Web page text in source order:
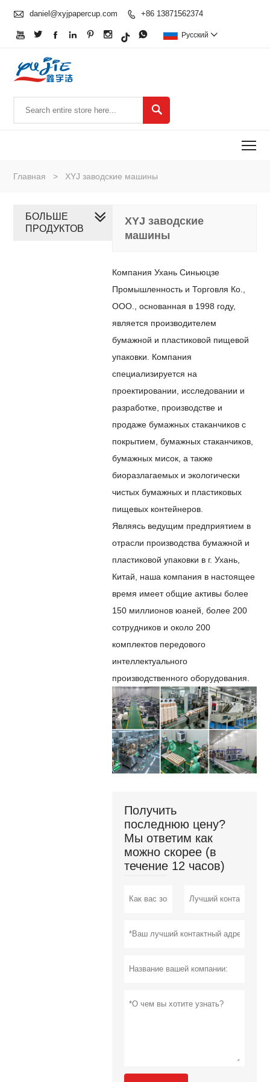
 daniel@xyjpapercup.com  +86 13871562374
       Pусский 

Главная > XYJ заводские машины
XYJ заводские
машины
Компания Ухань Синьюцзе
Промышленность и Торговля Ко.,
ООО., основанная в 1998 году,
является производителем
бумажной и пластиковой пищевой
упаковки. Компания
специализируется на
проектировании, исследовании и
разработке, производстве и
продаже бумажных стаканчиков с
покрытием, бумажных стаканчиков,
бумажных мисок, а также
биоразлагаемых и экологически
чистых бумажных и пластиковых
пищевых контейнеров.
Являясь ведущим предприятием в
отрасли производства бумажной и
пластиковой упаковки в г. Ухань,
Китай, наша компания в настоящее
время имеет общие активы более
150 миллионов юаней, более 200
сотрудников и около 200
комплектов передового
интеллектуального
производственного оборудования.
Получить
последнюю цену?
Мы ответим как
можно скорее (в
течение 12 часов)
БОЛЬШЕ
ПРОДУКТОВ